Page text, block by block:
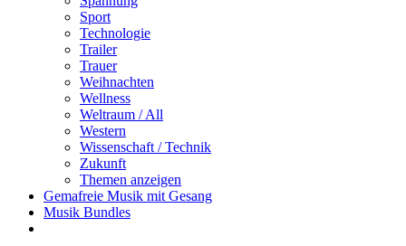
Sport
Technologie
Trailer
Trauer
Weihnachten
Wellness
Weltraum / All
Western
Wissenschaft / Technik
Zukunft
Themen anzeigen
Gemafreie Musik mit Gesang
Musik Bundles